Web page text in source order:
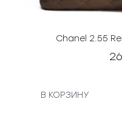
Chanel 2.55
В КОРЗИНУ